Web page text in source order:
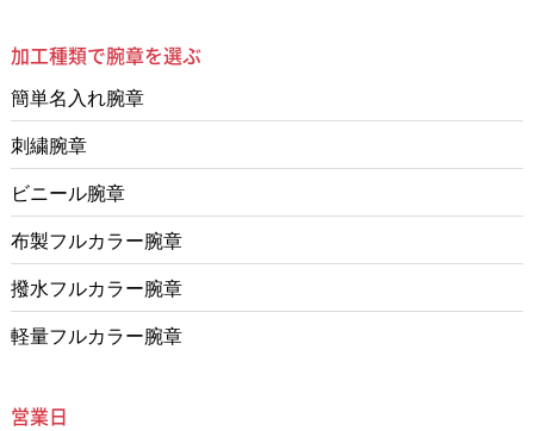
加工種類で腕章を選ぶ
簡単名入れ腕章
刺繍腕章
ビニール腕章
布製フルカラー腕章
撥水フルカラー腕章
軽量フルカラー腕章
営業日